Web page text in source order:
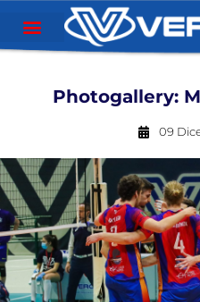
Photogallery:
09